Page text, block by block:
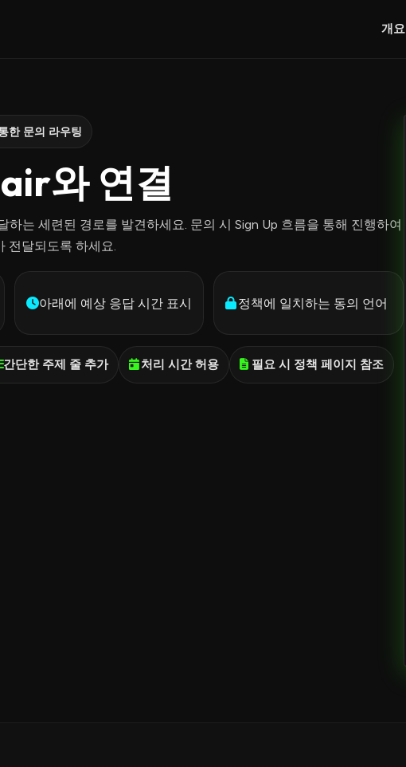
개요
한 문의 라우팅
와 연결
하는 세련된 경로를 발견하세요. 문의 시 Sign Up 흐름을 통해 진행하여
전달되도록 하세요.
아래에 예상 응답 시간 표시 정책에 일치하는 동의 언어
간단한 주제 줄 추가 처리 시간 허용 필요 시 정책 페이지 참조